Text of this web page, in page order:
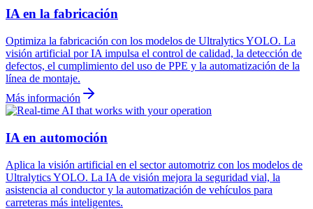
IA en la fabricación
Optimiza la fabricación con los modelos de Ultralytics YOLO. La
visión artificial por IA impulsa el control de calidad, la detección de
defectos, el cumplimiento del uso de PPE y la automatización de la
línea de montaje.
Más información
IA en automoción
Aplica la visión artificial en el sector automotriz con los modelos de
Ultralytics YOLO. La IA de visión mejora la seguridad vial, la
asistencia al conductor y la automatización de vehículos para
carreteras más inteligentes.